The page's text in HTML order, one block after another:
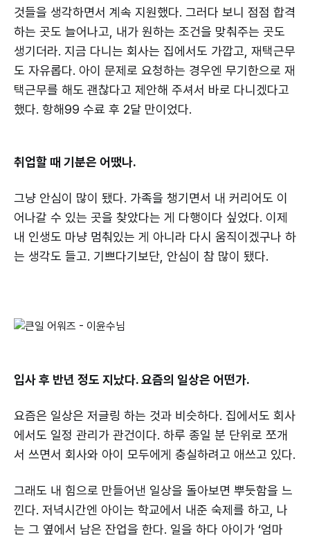
것들을 생각하면서 계속 지원했다. 그러다 보니 점점 합격
하는 곳도 늘어나고, 내가 원하는 조건을 맞춰주는 곳도
생기더라. 지금 다니는 회사는 집에서도 가깝고, 재택근무
도 자유롭다. 아이 문제로 요청하는 경우엔 무기한으로 재
택근무를 해도 괜찮다고 제안해 주셔서 바로 다니겠다고
했다. 항해99 수료 후 2달 만이었다.
취업할 때 기분은 어땠나.
그냥 안심이 많이 됐다. 가족을 챙기면서 내 커리어도 이
어나갈 수 있는 곳을 찾았다는 게 다행이다 싶었다. 이제
내 인생도 마냥 멈춰있는 게 아니라 다시 움직이겠구나 하
는 생각도 들고. 기쁘다기보단, 안심이 참 많이 됐다.
입사 후 반년 정도 지났다. 요즘의 일상은 어떤가.
요즘은 일상은 저글링 하는 것과 비슷하다. 집에서도 회사
에서도 일정 관리가 관건이다. 하루 종일 분 단위로 쪼개
서 쓰면서 회사와 아이 모두에게 충실하려고 애쓰고 있다.
그래도 내 힘으로 만들어낸 일상을 돌아보면 뿌듯함을 느
낀다. 저녁시간엔 아이는 학교에서 내준 숙제를 하고, 나
는 그 옆에서 남은 잔업을 한다. 일을 하다 아이가 ‘엄마